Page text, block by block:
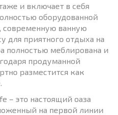
и включает в себя
оборудованной
современную ванную
для приятного отдыха на
полностью меблирована и
продуманной
разместится как
– это настоящий оаза
на первой линии